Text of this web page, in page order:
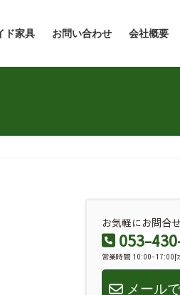
ド家具 お問い合わせ 会社概要
お気軽にお問合
053-
営業時間 10:00-17:00[
メール